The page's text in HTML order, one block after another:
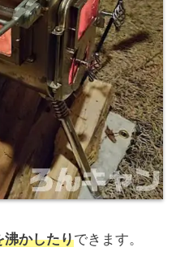
沸かしたりできます。